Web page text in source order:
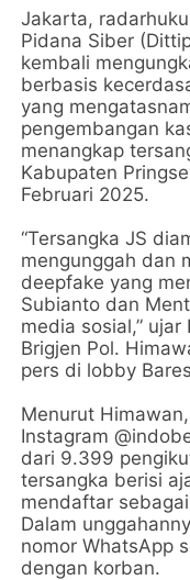
Jakarta,
Pidana Siber
kembali
berbasis
yang
pengembangan
menangkap
Kabupaten
Februari 2025.
“Tersangka JS
mengunggah dan
deepfake yang
Subianto dan
media sosial,”
Brigjen Pol.
pers di lobby
Menurut
Instagram
dari 9.399
tersangka berisi
mendaftar
Dalam
nomor WhatsApp
dengan korban.